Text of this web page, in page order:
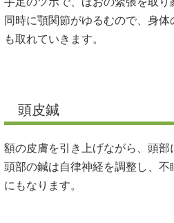
同時に顎関節がゆるむので、身
も取れていきます。
頭皮鍼
額の皮膚を引き上げながら、頭部
頭部の鍼は自律神経を調整し、
にもなります。